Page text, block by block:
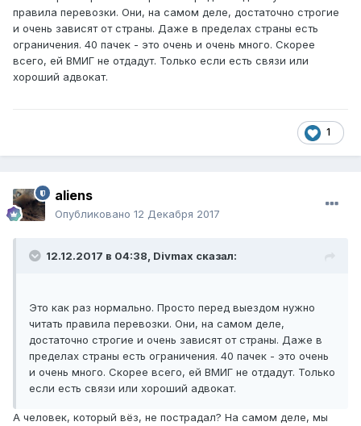
правила перевозки. Они, на самом деле, достаточно строгие
и очень зависят от страны. Даже в пределах страны есть
ограничения. 40 пачек - это очень и очень много. Скорее
всего, ей ВМИГ не отдадут. Только если есть связи или
хороший адвокат.
1
aliens
Опубликовано 12 Декабря 2017
12.12.2017 в 04:38, Divmax сказал:
Это как раз нормально. Просто перед выездом нужно
читать правила перевозки. Они, на самом деле,
достаточно строгие и очень зависят от страны. Даже в
пределах страны есть ограничения. 40 пачек - это очень
и очень много. Скорее всего, ей ВМИГ не отдадут. Только
если есть связи или хороший адвокат.
А человек, который вёз, не пострадал? На самом деле, мы